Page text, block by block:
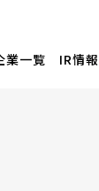
業一覧 IR情報